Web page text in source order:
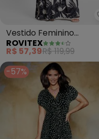
Vestido Feminino
Estampado (Preto)
ROVITEX
R$ 57,39R$ 119,99
-57%